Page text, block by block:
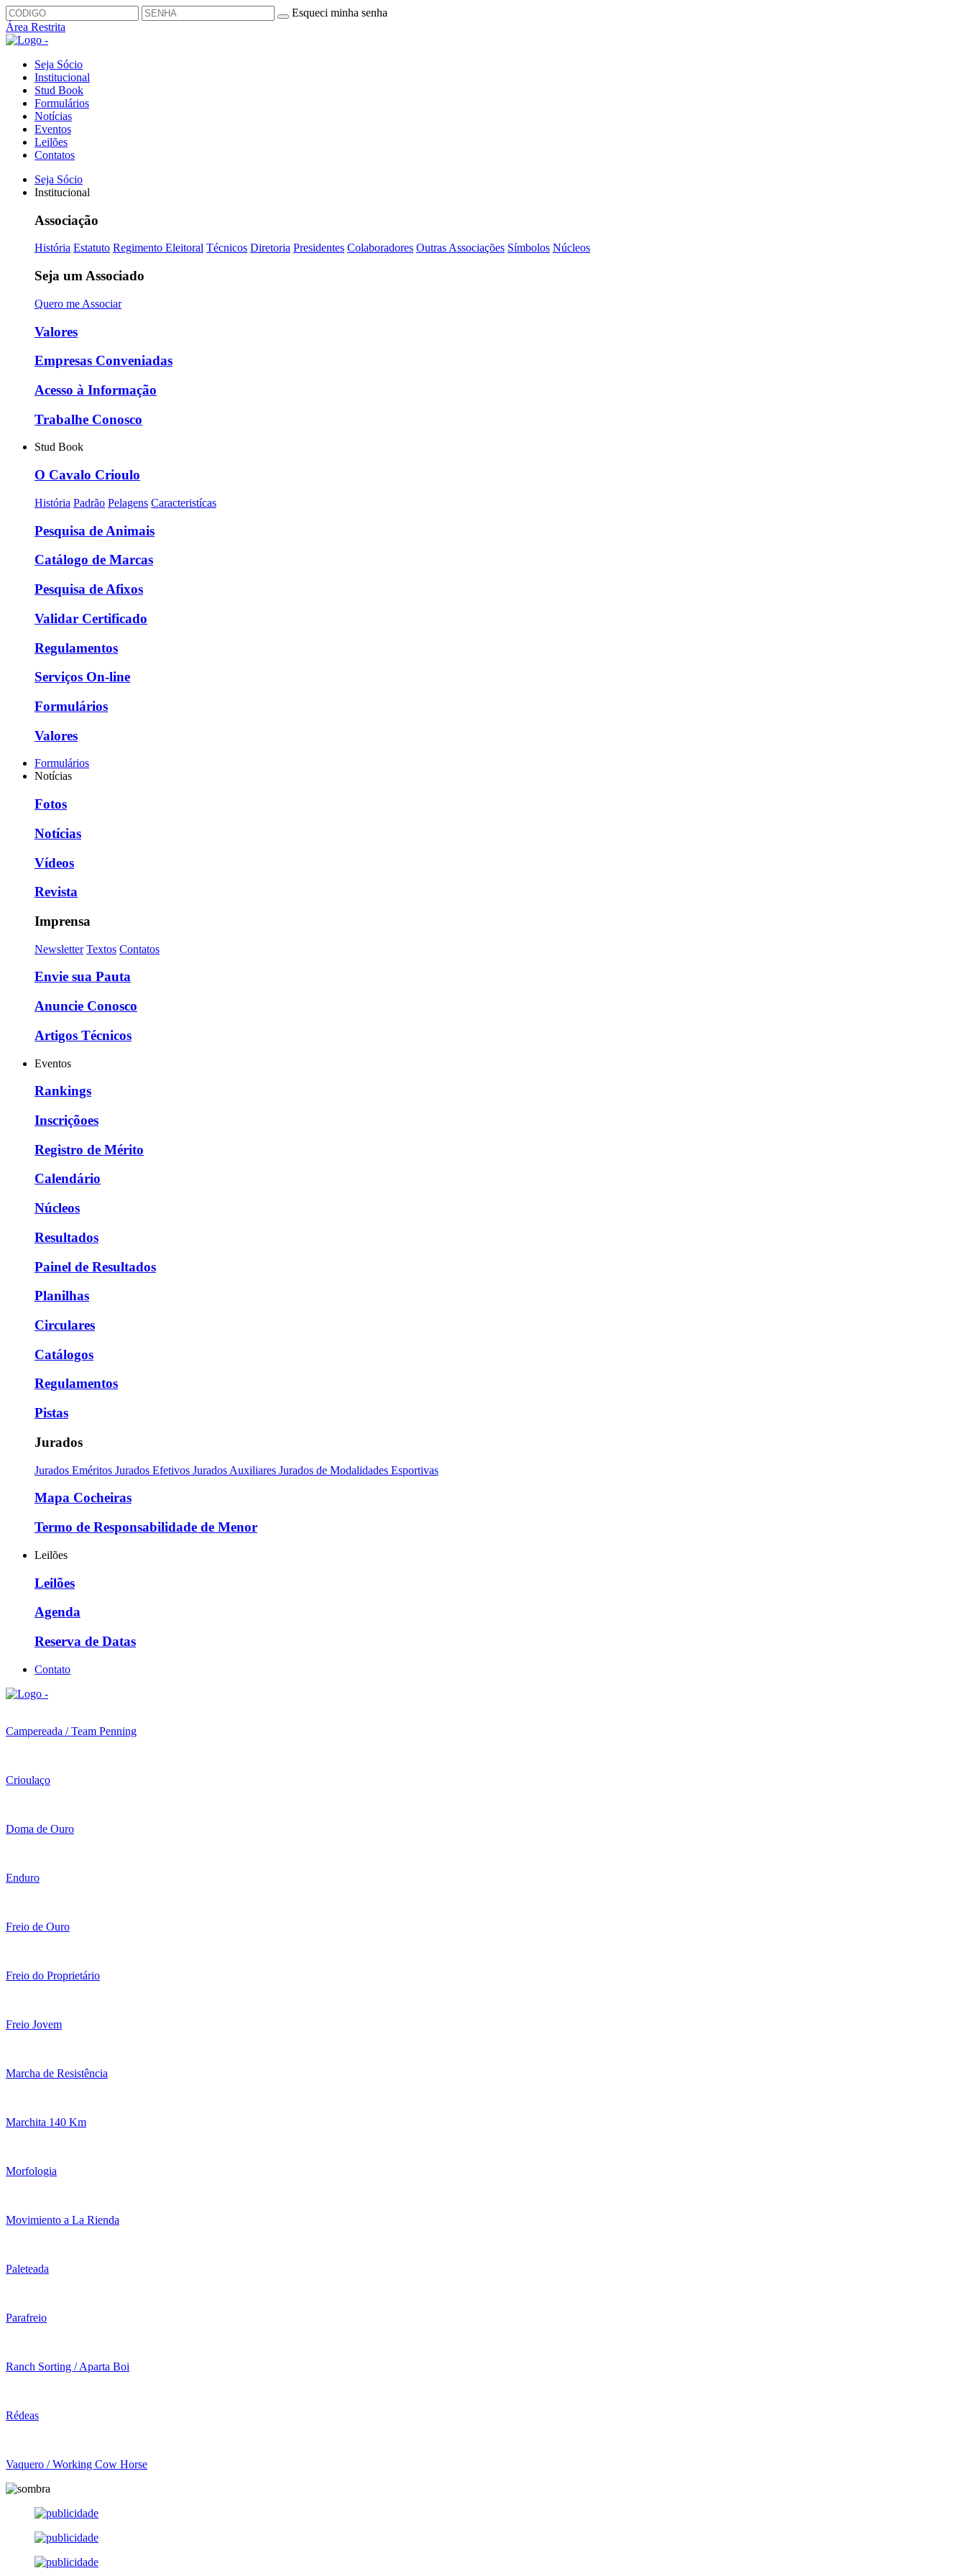
Esqueci minha senha
Área Restrita
Seja Sócio
Institucional
Stud Book
Formulários
Notícias
Eventos
Leilões
Contatos
Seja Sócio
Institucional
Associação
História Estatuto Regimento Eleitoral Técnicos Diretoria Presidentes Colaboradores Outras Associações Símbolos Núcleos
Seja um Associado
Quero me Associar
Valores
Empresas Conveniadas
Acesso à Informação
Trabalhe Conosco
Stud Book
O Cavalo Crioulo
História Padrão Pelagens Caracteristícas
Pesquisa de Animais
Catálogo de Marcas
Pesquisa de Afixos
Validar Certificado
Regulamentos
Serviços On-line
Formulários
Valores
Formulários
Notícias
Fotos
Notícias
Vídeos
Revista
Imprensa
Newsletter Textos Contatos
Envie sua Pauta
Anuncie Conosco
Artigos Técnicos
Eventos
Rankings
Inscriçõoes
Registro de Mérito
Calendário
Núcleos
Resultados
Painel de Resultados
Planilhas
Circulares
Catálogos
Regulamentos
Pistas
Jurados
Jurados Eméritos Jurados Efetivos Jurados Auxiliares Jurados de Modalidades Esportivas
Mapa Cocheiras
Termo de Responsabilidade de Menor
Leilões
Leilões
Agenda
Reserva de Datas
Contato
Campereada / Team Penning
Crioulaço
Doma de Ouro
Enduro
Freio de Ouro
Freio do Proprietário
Freio Jovem
Marcha de Resistência
Marchita 140 Km
Morfologia
Movimiento a La Rienda
Paleteada
Parafreio
Ranch Sorting / Aparta Boi
Rédeas
Vaquero / Working Cow Horse